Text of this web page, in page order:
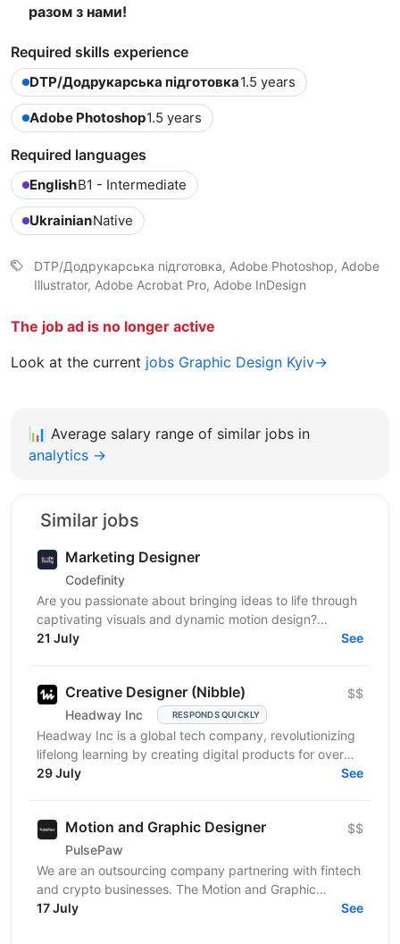
разом з нами!
Required skills experience
DTP/Додрукарська підготовка1.5 years
Adobe Photoshop1.5 years
Required languages
EnglishB1 - Intermediate
UkrainianNative
DTP/Додрукарська підготовка, Adobe Photoshop, Adobe
Illustrator, Adobe Acrobat Pro, Adobe InDesign
The job ad is no longer active
Look at the current jobs Graphic Design Kyiv→
📊 Average salary range of similar jobs in
analytics →
Similar jobs
Marketing Designer
Codefinity
Are you passionate about bringing ideas to life through
captivating visuals and dynamic motion design?
Codefinity, a leading online learning platform, is...
21 July See
Creative Designer (Nibble)
Headway Inc RESPONDS QUICKLY
$$
Headway Inc is a global tech company, revolutionizing
lifelong learning by creating digital products for over
150 million users worldwide. Our mission is to...
29 July See
Motion and Graphic Designer
PulsePaw
$$
We are an outsourcing company partnering with fintech
and crypto businesses. The Motion and Graphic
Designer role is part of a client ecosystem project...
17 July See